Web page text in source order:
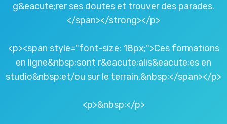
g&eacute;rer ses doutes et trouver des parades.
</span></strong></p>
<p><span style="font-size: 18px;">Ces formations
en ligne&nbsp;sont r&eacute;alis&eacute;es en
studio&nbsp;et/ou sur le terrain.&nbsp;</span></p>
<p>&nbsp;</p>